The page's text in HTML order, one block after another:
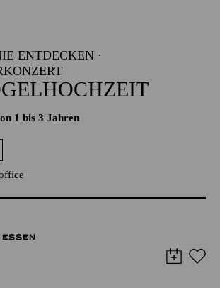
ENTDECKEN ·
1 bis 3 Jahren